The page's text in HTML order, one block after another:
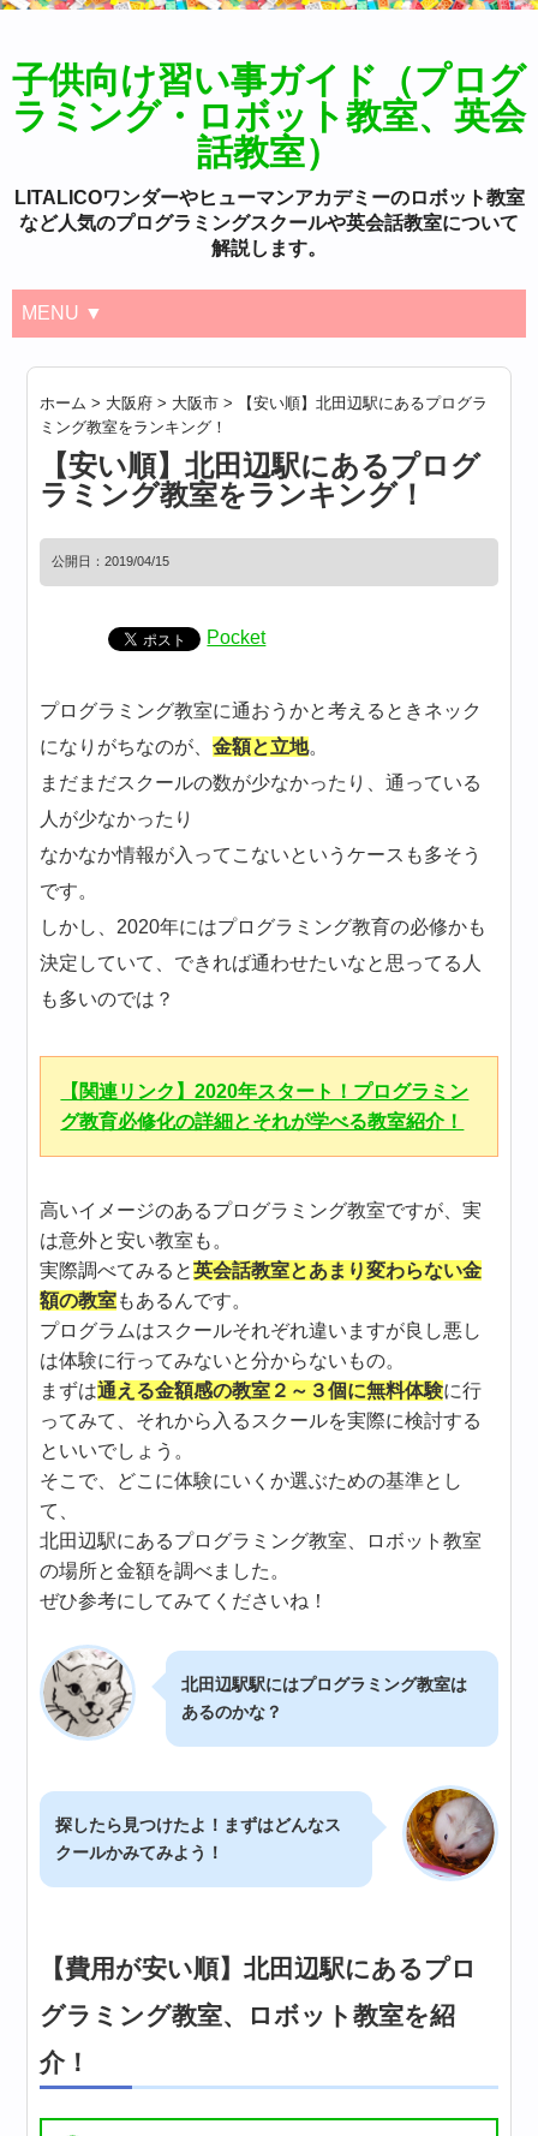
子供向け習い事ガイド（プログ
ラミング・ロボット教室、英会
話教室）
LITALICOワンダーやヒューマンアカデミーのロボット教室
など人気のプログラミングスクールや英会話教室について
解説します。
MENU ▼
ホーム > 大阪府 > 大阪市 >
【安い順】北田辺駅にあるプログラ
ミング教室をランキング！
【安い順】北田辺駅にあるプログ
ラミング教室をランキング！
公開日：2019/04/15
Pocket
プログラミング教室に通おうかと考えるときネック
になりがちなのが、金額と立地。
まだまだスクールの数が少なかったり、通っている
人が少なかったり
なかなか情報が入ってこないというケースも多そう
です。
しかし、2020年にはプログラミング教育の必修かも
決定していて、できれば通わせたいなと思ってる人
も多いのでは？
【関連リンク】2020年スタート！プログラミン
グ教育必修化の詳細とそれが学べる教室紹介！
高いイメージのあるプログラミング教室ですが、実
は意外と安い教室も。
実際調べてみると英会話教室とあまり変わらない金
額の教室もあるんです。
プログラムはスクールそれぞれ違いますが良し悪し
は体験に行ってみないと分からないもの。
まずは通える金額感の教室２～３個に無料体験に行
ってみて、それから入るスクールを実際に検討する
といいでしょう。
そこで、どこに体験にいくか選ぶための基準とし
て、
北田辺駅にあるプログラミング教室、ロボット教室
の場所と金額を調べました。
ぜひ参考にしてみてくださいね！
北田辺駅駅にはプログラミング教室は
あるのかな？
探したら見つけたよ！まずはどんなス
クールかみてみよう！
【費用が安い順】北田辺駅にあるプロ
グラミング教室、ロボット教室を紹
介！